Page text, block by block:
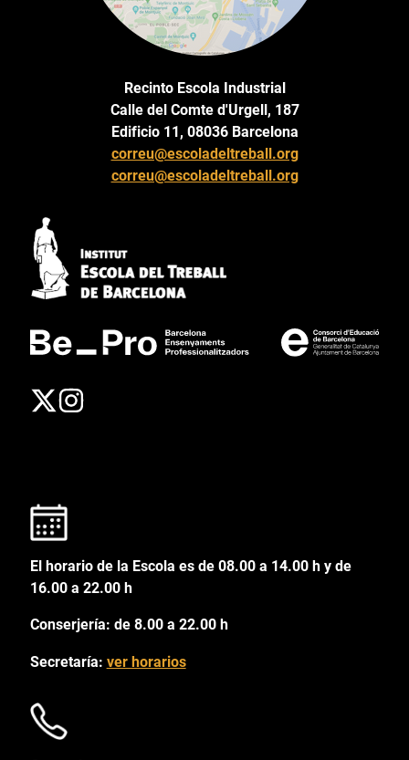
Recinto Escola Industrial
Calle del Comte d'Urgell, 187
Edificio 11, 08036 Barcelona
correu@escoladeltreball.org
correu@escoladeltreball.org
El horario de la Escola es de 08.00 a 14.00 h y de
16.00 a 22.00 h
Conserjería: de 8.00 a 22.00 h
Secretaría: ver horarios